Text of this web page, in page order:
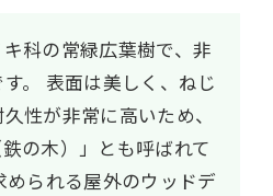
科の常緑広葉樹で、非
。
表面は美しく、ねじ
性が非常に高いため、
鉄の木）」とも呼ばれて
められる屋外のウッドデ